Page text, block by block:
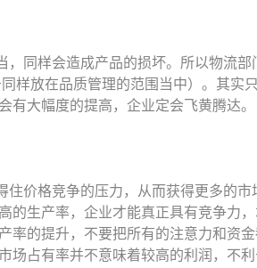
同样会造成产品的损坏。所以物流部
样放在品质管理的范围当中）。其实
大幅度的提高，企业定会飞黄腾达。
价格竞争的压力，从而获得更多的市
的生产率，企业才能真正具有竞争力
的提升，不要把所有的注意力和资金
场占有率并不意味着较高的利润，不